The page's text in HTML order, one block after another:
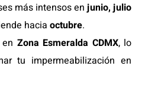
más intensos enjunio, julio
hacia octubre.
Zona Esmeralda CDMX, lo
tu impermeabilización en